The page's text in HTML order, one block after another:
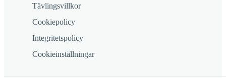
Tävlingsvillkor
Cookiepolicy
Integritetspolicy
Cookieinställningar